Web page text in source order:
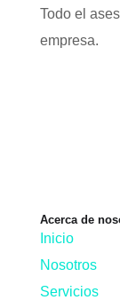
Todo el
empresa.
Acerca de
Inicio
Nosotros
Servicios